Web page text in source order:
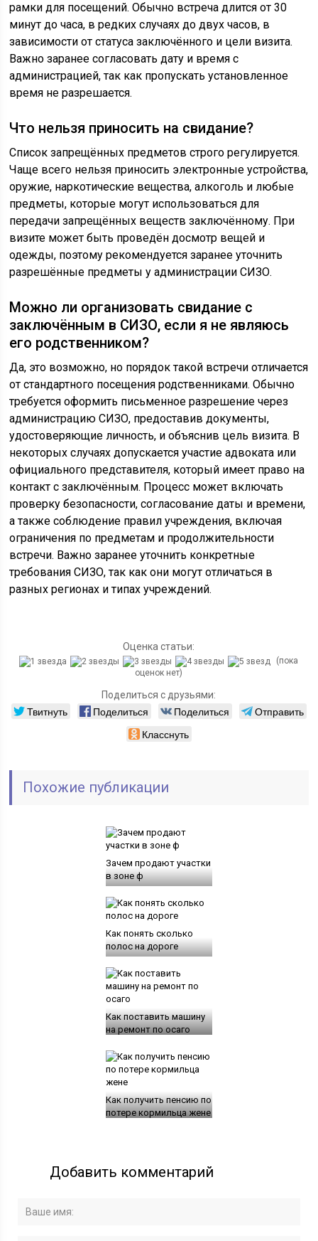
рамки для посещений. Обычно встреча длится от 30
минут до часа, в редких случаях до двух часов, в
зависимости от статуса заключённого и цели визита.
Важно заранее согласовать дату и время с
администрацией, так как пропускать установленное
время не разрешается.
Что нельзя приносить на свидание?
Список запрещённых предметов строго регулируется.
Чаще всего нельзя приносить электронные устройства,
оружие, наркотические вещества, алкоголь и любые
предметы, которые могут использоваться для
передачи запрещённых веществ заключённому. При
визите может быть проведён досмотр вещей и
одежды, поэтому рекомендуется заранее уточнить
разрешённые предметы у администрации СИЗО.
Можно ли организовать свидание с
заключённым в СИЗО, если я не являюсь
его родственником?
Да, это возможно, но порядок такой встречи отличается
от стандартного посещения родственниками. Обычно
требуется оформить письменное разрешение через
администрацию СИЗО, предоставив документы,
удостоверяющие личность, и объяснив цель визита. В
некоторых случаях допускается участие адвоката или
официального представителя, который имеет право на
контакт с заключённым. Процесс может включать
проверку безопасности, согласование даты и времени,
а также соблюдение правил учреждения, включая
ограничения по предметам и продолжительности
встречи. Важно заранее уточнить конкретные
требования СИЗО, так как они могут отличаться в
разных регионах и типах учреждений.
Оценка статьи:
(пока
оценок нет)
Поделиться с друзьями:
Твитнуть Поделиться Поделиться
Отправить
Класснуть
Похожие публикации
Зачем продают участки
в зоне ф
Как понять сколько
полос на дороге
Как поставить машину
на ремонт по осаго
Как получить пенсию по
потере кормильца жене
Добавить комментарий